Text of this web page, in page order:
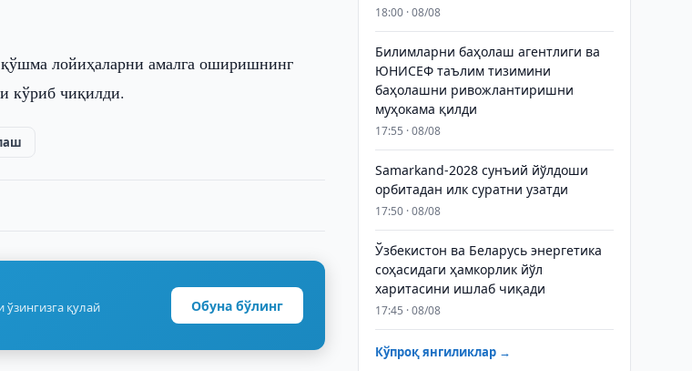
лойиҳаларни амалга оширишнинг
кўриб чиқилди.
қулай
Обуна бўлинг
18:00 · 08/08
Билимларни баҳолаш агентлиги ва
ЮНИСЕФ таълим тизимини
баҳолашни ривожлантиришни
муҳокама қилди
17:55 · 08/08
Samarkand-2028 сунъий йўлдоши
орбитадан илк суратни узатди
17:50 · 08/08
Ўзбекистон ва Беларусь энергетика
соҳасидаги ҳамкорлик йўл
харитасини ишлаб чиқади
17:45 · 08/08
Кўпроқ янгиликлар →